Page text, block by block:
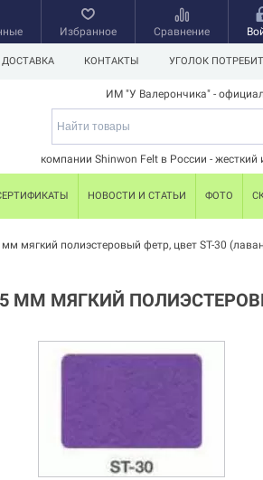
Избранное Сравнение
ДОСТАВКА КОНТАКТЫ УГОЛОК
ИМ "У Валерончика" -
компании Shinwon Felt в России - жесткий
НОВОСТИ И СТАТЬИ ФОТО
мягкий полиэстеровый фетр, цвет ST-30
ММ МЯГКИЙ